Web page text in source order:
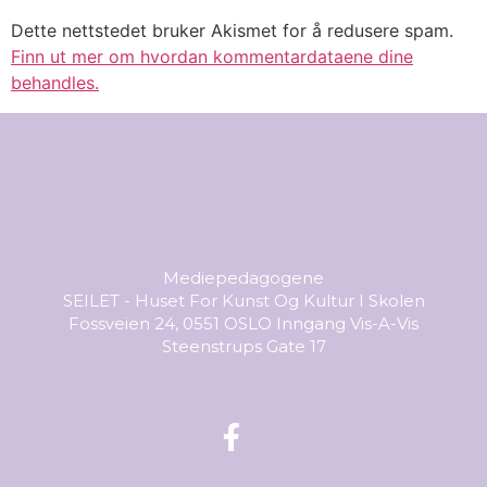
Dette nettstedet bruker Akismet for å redusere spam.
Finn ut mer om hvordan kommentardataene dine
behandles.
Mediepedagogene
SEILET - Huset For Kunst Og Kultur I Skolen
Fossveien 24, 0551 OSLO Inngang Vis-A-Vis
Steenstrups Gate 17